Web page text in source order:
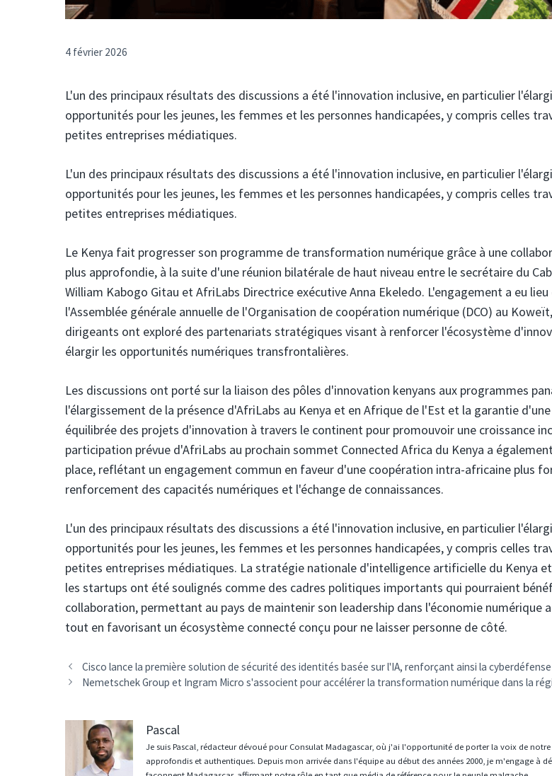
4 février 2026
L'un des principaux résultats des discussions a été l'innovation inclusive, en particulier
opportunités pour les jeunes, les femmes et les personnes handicapées, y compris celles
petites entreprises médiatiques.
L'un des principaux résultats des discussions a été l'innovation inclusive, en particulier
opportunités pour les jeunes, les femmes et les personnes handicapées, y compris celles
petites entreprises médiatiques.
Le Kenya fait progresser son programme de transformation numérique grâce à une
plus approfondie, à la suite d'une réunion bilatérale de haut niveau entre le secrétaire du
William Kabogo Gitau et AfriLabs Directrice exécutive Anna Ekeledo. L'engagement a eu
l'Assemblée générale annuelle de l'Organisation de coopération numérique (DCO) au
dirigeants ont exploré des partenariats stratégiques visant à renforcer l'écosystème
élargir les opportunités numériques transfrontalières.
Les discussions ont porté sur la liaison des pôles d'innovation kenyans aux programmes
l'élargissement de la présence d'AfriLabs au Kenya et en Afrique de l'Est et la garantie
équilibrée des projets d'innovation à travers le continent pour promouvoir une croissance
participation prévue d'AfriLabs au prochain sommet Connected Africa du Kenya a
place, reflétant un engagement commun en faveur d'une coopération intra-africaine plus
renforcement des capacités numériques et l'échange de connaissances.
L'un des principaux résultats des discussions a été l'innovation inclusive, en particulier
opportunités pour les jeunes, les femmes et les personnes handicapées, y compris celles
petites entreprises médiatiques. La stratégie nationale d'intelligence artificielle du Kenya
les startups ont été soulignés comme des cadres politiques importants qui pourraient
collaboration, permettant au pays de maintenir son leadership dans l'économie numérique
tout en favorisant un écosystème connecté conçu pour ne laisser personne de côté.
Navigation
des
Cisco lance la première solution de sécurité des identités basée sur l'IA, renforçant ainsi la
Nemetschek Group et Ingram Micro s'associent pour accélérer la transformation numérique dans la
Pascal
Je suis Pascal, rédacteur dévoué pour Consulat Madagascar, où j'ai l'opportunité de porter la voix de
approfondis et authentiques. Depuis mon arrivée dans l'équipe au début des années 2000, je m'engage à